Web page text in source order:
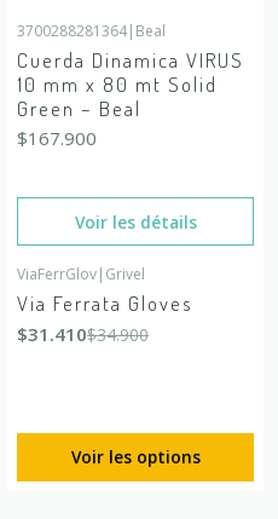
En rupture de stock
3700288281364| Beal
Cuerda Dinamica VIRUS
10 mm x 80 mt Solid
Green – Beal
$167.900
Voir les détails
DÉSACTIVÉ
ViaFerrGlov| Grivel
Via Ferrata Gloves
$31.410$34.900
Voir les options